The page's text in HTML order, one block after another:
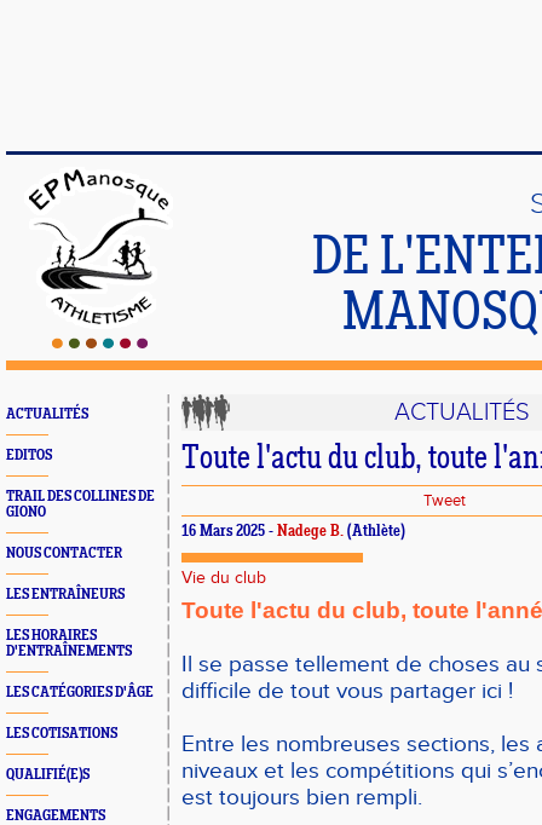
DE
ACTUALITÉS
EDITOS
TRAIL DES COLLINES DE
GIONO
NOUS CONTACTER
LES ENTRAÎNEURS
LES HORAIRES
D'ENTRAÎNEMENTS
LES CATÉGORIES D'ÂGE
LES COTISATIONS
QUALIFIÉ(E)S
ENGAGEMENTS
ACTUALITÉS
Toute l'actu du club, toute
Tweet
16 Mars 2025 - Nadege B. (Athlète)
Vie du club
Toute l'actu du club, toute
Il se passe tellement de choses au
difficile de tout vous partager ici !
Entre les nombreuses sections, les
niveaux et les compétitions qui
est toujours bien rempli.